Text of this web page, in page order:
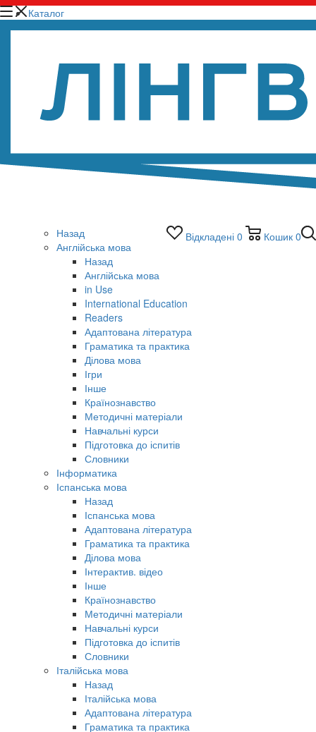
Відкладені 0 Кошик 0
Каталог
Назад
Англійська мова
Назад
Англійська мова
in Use
International Education
Readers
Адаптована література
Граматика та практика
Ділова мова
Ігри
Інше
Країнознавство
Методичні матеріали
Навчальні курси
Підготовка до іспитів
Словники
Інформатика
Іспанська мова
Назад
Іспанська мова
Адаптована література
Граматика та практика
Ділова мова
Інтерактив. відео
Інше
Країнознавство
Методичні матеріали
Навчальні курси
Підготовка до іспитів
Словники
Італійська мова
Назад
Італійська мова
Адаптована література
Граматика та практика